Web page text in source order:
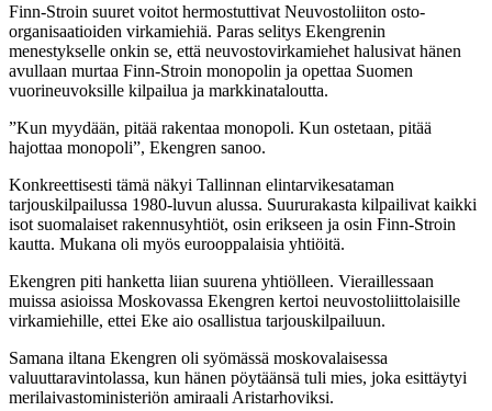
Finn-Stroin suuret voitot hermostuttivat Neuvostoliiton osto-
organisaatioiden virkamiehiä. Paras selitys Ekengrenin
menestykselle onkin se, että neuvostovirkamiehet halusivat hänen
avullaan murtaa Finn-Stroin monopolin ja opettaa Suomen
vuorineuvoksille kilpailua ja markkinataloutta.
”Kun myydään, pitää rakentaa monopoli. Kun ostetaan, pitää
hajottaa monopoli”, Ekengren sanoo.
Konkreettisesti tämä näkyi Tallinnan elintarvikesataman
tarjouskilpailussa 1980-luvun alussa. Suururakasta kilpailivat kaikki
isot suomalaiset rakennusyhtiöt, osin erikseen ja osin Finn-Stroin
kautta. Mukana oli myös eurooppalaisia yhtiöitä.
Ekengren piti hanketta liian suurena yhtiölleen. Vieraillessaan
muissa asioissa Moskovassa Ekengren kertoi neuvostoliittolaisille
virkamiehille, ettei Eke aio osallistua tarjouskilpailuun.
Samana iltana Ekengren oli syömässä moskovalaisessa
valuuttaravintolassa, kun hänen pöytäänsä tuli mies, joka esittäytyi
merilaivastoministeriön amiraali Aristarhoviksi.